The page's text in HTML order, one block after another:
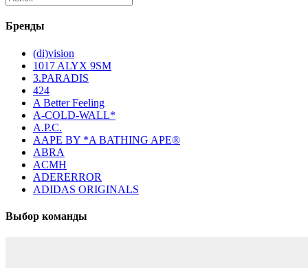
Бренды
(di)vision
1017 ALYX 9SM
3.PARADIS
424
A Better Feeling
A-COLD-WALL*
A.P.C.
AAPE BY *A BATHING APE®
ABRA
ACMH
ADERERROR
ADIDAS ORIGINALS
Выбор команды